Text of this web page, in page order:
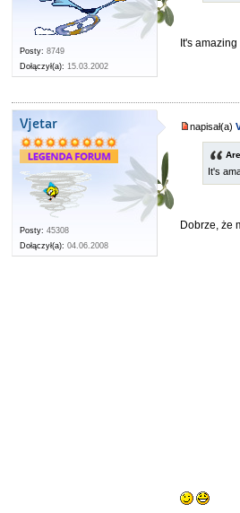
Posty: 8749
Dołączył(a): 15.03.2002
It's amazing
Vjetar
Posty: 45308
Dołączył(a): 04.06.2008
napisał(a)
It's
Dobrze, że